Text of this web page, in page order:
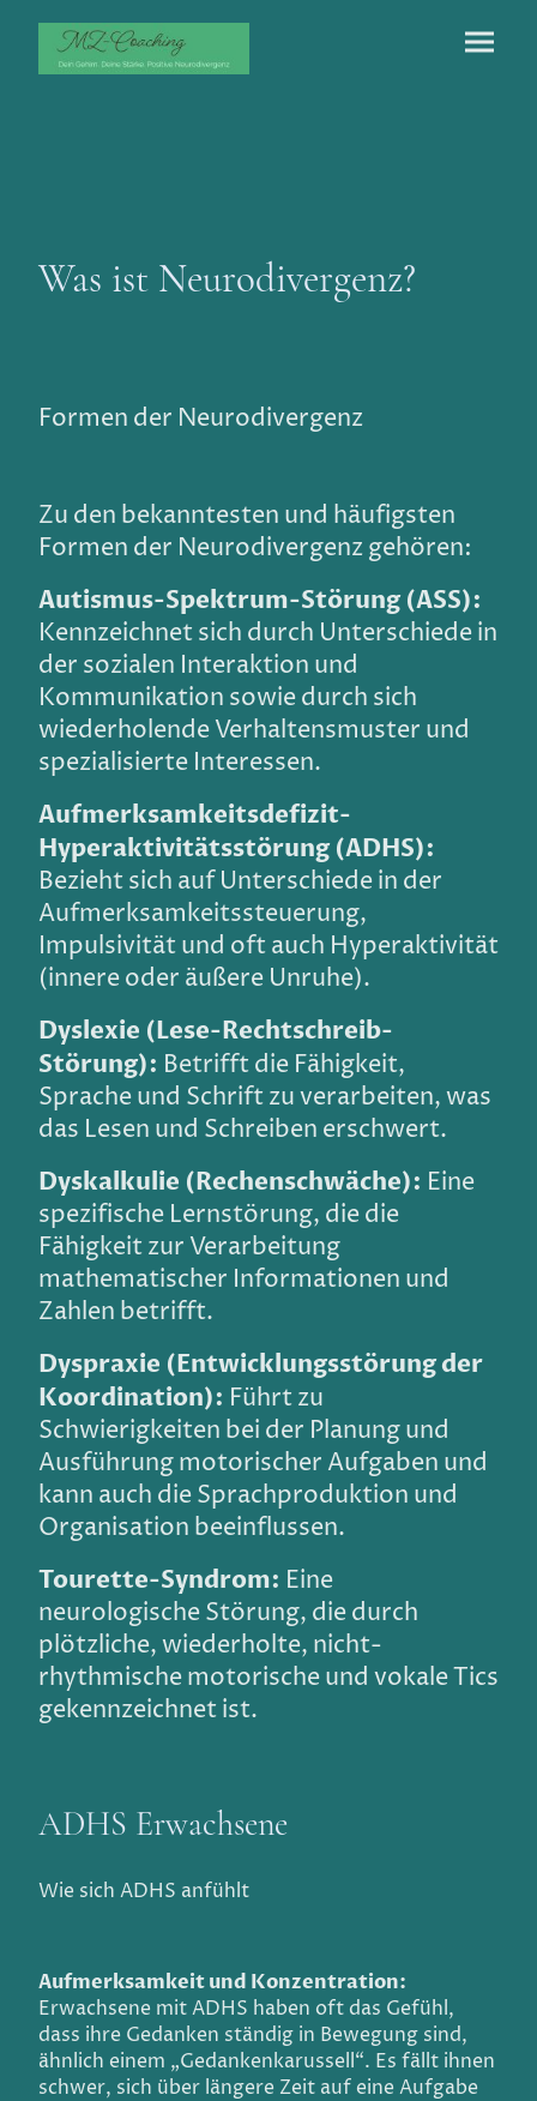
Was ist Neurodivergenz?
Formen der Neurodivergenz
Zu den bekanntesten und häufigsten
Formen der Neurodivergenz gehören:
Autismus-Spektrum-Störung (ASS):
Kennzeichnet sich durch Unterschiede in
der sozialen Interaktion und
Kommunikation sowie durch sich
wiederholende Verhaltensmuster und
spezialisierte Interessen.
Aufmerksamkeitsdefizit-
Hyperaktivitätsstörung (ADHS):
Bezieht sich auf Unterschiede in der
Aufmerksamkeitssteuerung,
Impulsivität und oft auch Hyperaktivität
(innere oder äußere Unruhe).
Dyslexie (Lese-Rechtschreib-
Störung): Betrifft die Fähigkeit,
Sprache und Schrift zu verarbeiten, was
das Lesen und Schreiben erschwert.
Dyskalkulie (Rechenschwäche): Eine
spezifische Lernstörung, die die
Fähigkeit zur Verarbeitung
mathematischer Informationen und
Zahlen betrifft.
Dyspraxie (Entwicklungsstörung der
Koordination): Führt zu
Schwierigkeiten bei der Planung und
Ausführung motorischer Aufgaben und
kann auch die Sprachproduktion und
Organisation beeinflussen.
Tourette-Syndrom: Eine
neurologische Störung, die durch
plötzliche, wiederholte, nicht-
rhythmische motorische und vokale Tics
gekennzeichnet ist.
ADHS Erwachsene
Wie sich ADHS anfühlt
Aufmerksamkeit und Konzentration:
Erwachsene mit ADHS haben oft das Gefühl,
dass ihre Gedanken ständig in Bewegung sind,
ähnlich einem „Gedankenkarussell“. Es fällt ihnen
schwer, sich über längere Zeit auf eine Aufgabe